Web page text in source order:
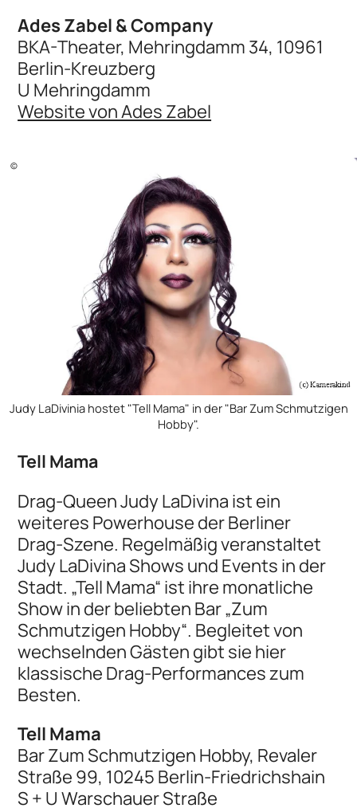
Ades Zabel & Company
BKA-Theater, Mehringdamm 34, 10961
Berlin-Kreuzberg
U Mehringdamm
Website von Ades Zabel
©
Judy LaDivinia hostet "Tell Mama" in der "Bar Zum Schmutzigen
Hobby".
Tell Mama
Drag-Queen Judy LaDivina ist ein
weiteres Powerhouse der Berliner
Drag-Szene. Regelmäßig veranstaltet
Judy LaDivina Shows und Events in der
Stadt. „Tell Mama“ ist ihre monatliche
Show in der beliebten Bar „Zum
Schmutzigen Hobby“. Begleitet von
wechselnden Gästen gibt sie hier
klassische Drag-Performances zum
Besten.
Tell Mama
Bar Zum Schmutzigen Hobby, Revaler
Straße 99, 10245 Berlin-Friedrichshain
S + U Warschauer Straße